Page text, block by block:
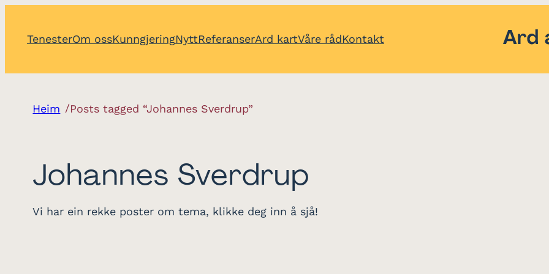
TenesterOm ossKunngjeringNyttReferanserArd kartVåre rådKontakt
Heim /Posts tagged “Johannes Sverdrup”
Johannes Sverdrup
Vi har ein rekke poster om tema, klikke deg inn å sjå!